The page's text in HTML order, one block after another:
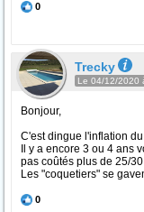
0
Trecky
Le 04/12/2020
Bonjour,
C'est dingue l'inflation
Il y a encore 3 ou 4 ans
pas coûtés plus de 25/
Les "coquetiers" se
0